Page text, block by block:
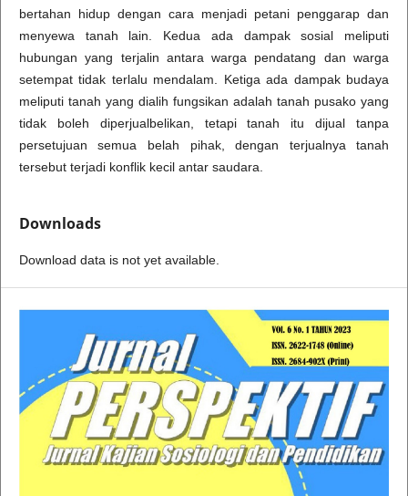
bertahan hidup dengan cara menjadi petani penggarap dan
menyewa tanah lain. Kedua ada dampak sosial meliputi
hubungan yang terjalin antara warga pendatang dan warga
setempat tidak terlalu mendalam. Ketiga ada dampak budaya
meliputi tanah yang dialih fungsikan adalah tanah pusako yang
tidak boleh diperjualbelikan, tetapi tanah itu dijual tanpa
persetujuan semua belah pihak, dengan terjualnya tanah
tersebut terjadi konflik kecil antar saudara.
Downloads
Download data is not yet available.